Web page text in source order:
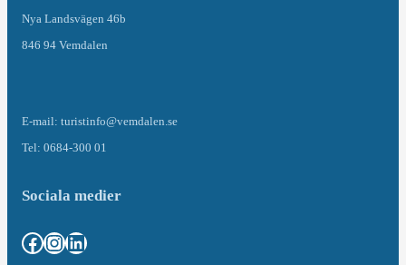
Nya Landsvägen 46b
846 94 Vemdalen
E-mail: turistinfo@vemdalen.se
Tel: 0684-300 01
Sociala medier
Facebook InstagramLinkedIn